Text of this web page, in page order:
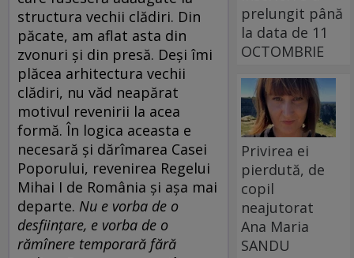
structura vechii clădiri. Din
păcate, am aflat asta din
zvonuri şi din presă. Deşi îmi
plăcea arhitectura vechii
clădiri, nu văd neapărat
motivul revenirii la acea
formă. În logica aceasta e
necesară şi dărîmarea Casei
Poporului, revenirea Regelui
Mihai I de România şi aşa mai
departe. Nu e vorba de o
desfiinţare, e vorba de o
rămînere temporară fără
prelungit până
la data de 11
OCTOMBRIE
Privirea ei
pierdută, de
copil
neajutorat
Ana Maria
SANDU